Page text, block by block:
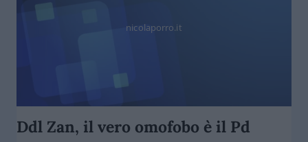
nicolaporro.it
Ddl Zan, il vero omofobo è il Pd